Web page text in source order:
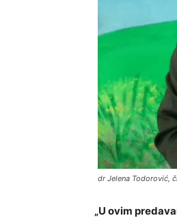
dr Jelena Todorović,
„U ovim